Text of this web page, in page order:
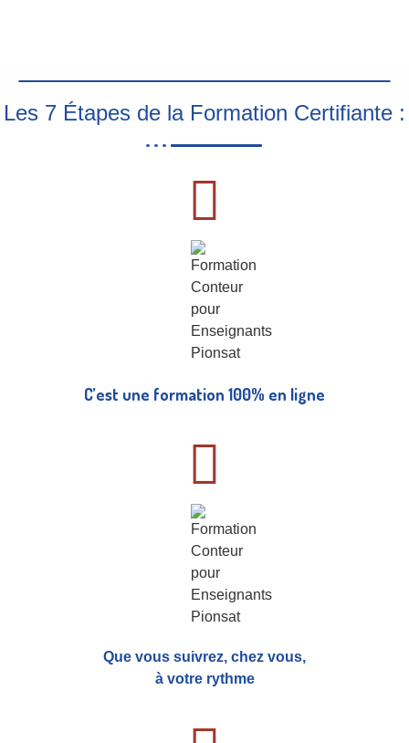
Les 7 Étapes de la Formation Certifiante :
C’est une formation 100% en ligne
Que vous suivrez, chez vous,
à votre rythme